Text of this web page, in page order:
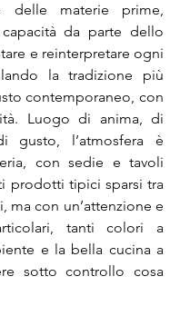
delle materie prime,
da parte dello
e reinterpretare ogni
la tradizione più
contemporaneo, con
Luogo di anima, di
gusto, l’atmosfera è
con sedie e tavoli
prodotti tipici sparsi tra
ma con un’attenzione e
tanti colori a
e la bella cucina a
sotto controllo cosa